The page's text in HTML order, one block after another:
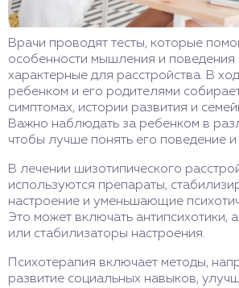
Врачи проводят тесты, которые
особенности мышления и поведения
характерные для расстройства. В
ребенком и его родителями
симптомах, истории развития и
Важно наблюдать за ребенком в
чтобы лучше понять его поведение и
В лечении шизотипического
используются препараты,
настроение и уменьшающие
Это может включать антипсихотики,
или стабилизаторы настроения.
Психотерапия включает методы,
развитие социальных навыков,